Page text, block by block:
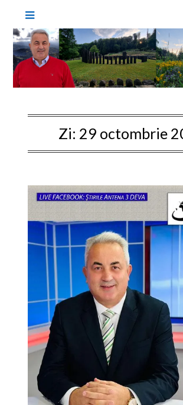
Zi: 29 octombrie